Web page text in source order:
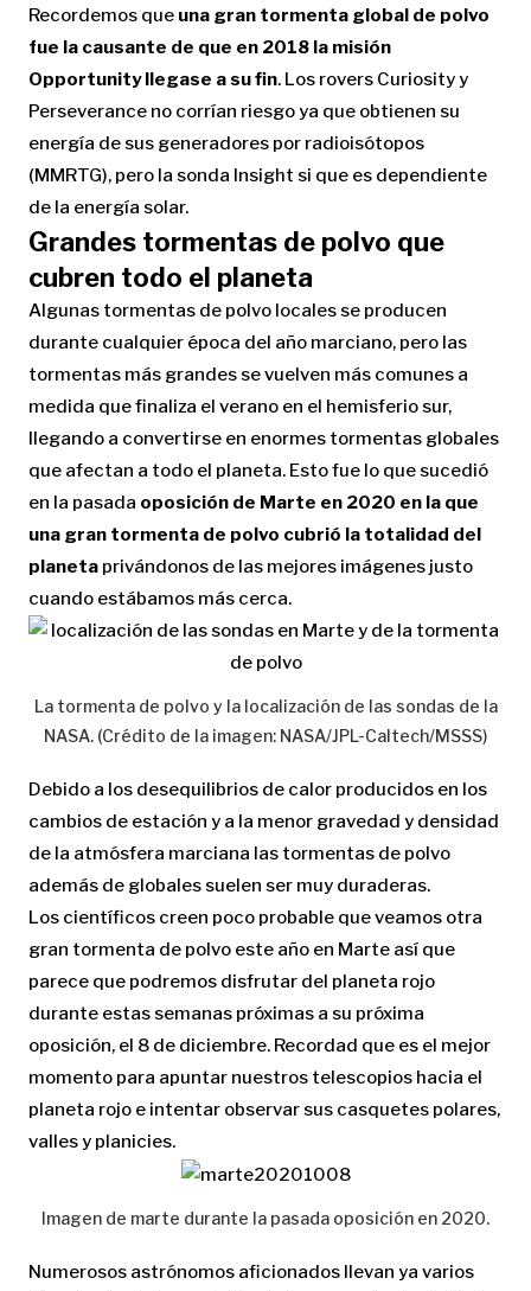
Recordemos que una gran tormenta global de polvo
fue la causante de que en 2018 la misión
Opportunity llegase a su fin. Los rovers Curiosity y
Perseverance no corrían riesgo ya que obtienen su
energía de sus generadores por radioisótopos
(MMRTG), pero la sonda Insight si que es dependiente
de la energía solar.
Grandes tormentas de polvo que
cubren todo el planeta
Algunas tormentas de polvo locales se producen
durante cualquier época del año marciano, pero las
tormentas más grandes se vuelven más comunes a
medida que finaliza el verano en el hemisferio sur,
llegando a convertirse en enormes tormentas globales
que afectan a todo el planeta. Esto fue lo que sucedió
en la pasada oposición de Marte en 2020 en la que
una gran tormenta de polvo cubrió la totalidad del
planeta privándonos de las mejores imágenes justo
cuando estábamos más cerca.
La tormenta de polvo y la localización de las sondas de la
NASA. (Crédito de la imagen: NASA/JPL-Caltech/MSSS)
Debido a los desequilibrios de calor producidos en los
cambios de estación y a la menor gravedad y densidad
de la atmósfera marciana las tormentas de polvo
además de globales suelen ser muy duraderas.
Los científicos creen poco probable que veamos otra
gran tormenta de polvo este año en Marte así que
parece que podremos disfrutar del planeta rojo
durante estas semanas próximas a su próxima
oposición, el 8 de diciembre. Recordad que es el mejor
momento para apuntar nuestros telescopios hacia el
planeta rojo e intentar observar sus casquetes polares,
valles y planicies.
Imagen de marte durante la pasada oposición en 2020.
Numerosos astrónomos aficionados llevan ya varios